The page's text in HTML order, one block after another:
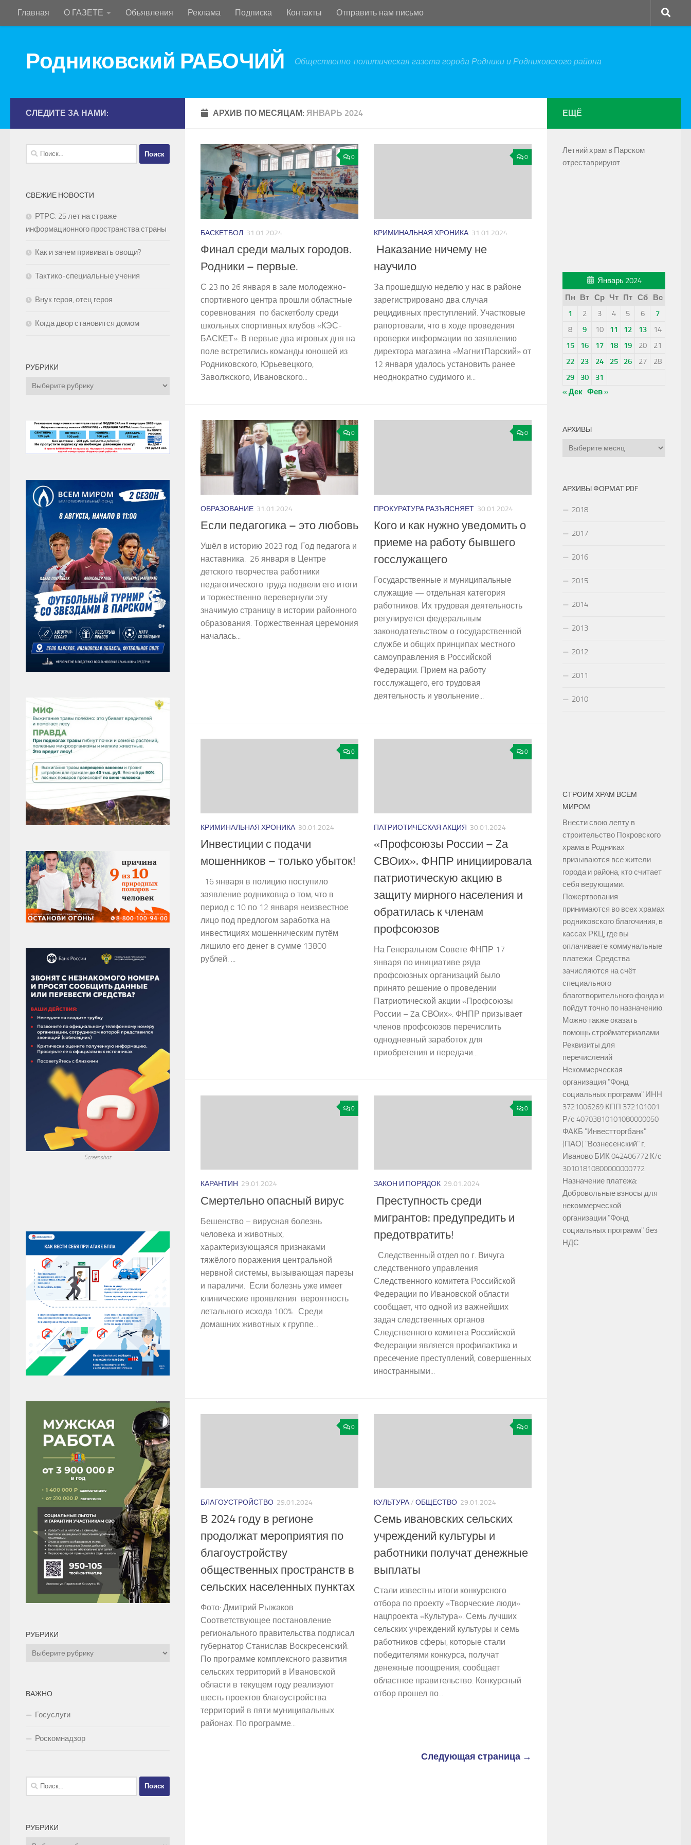
Перейти к содержимому
Главная О ГАЗЕТЕ Объявления Реклама Подписка Контакты Отправить нам письмо
Родниковский РАБОЧИЙ Общественно-политическая газета города Родники и Родниковского района
АРХИВ ПО МЕСЯЦАМ: ЯНВАРЬ 2024
0
БАСКЕТБОЛ 31.01.2024
Финал среди малых городов.
Родники – первые.
С 23 по 26 января в зале молодежно-
спортивного центра прошли областные
соревнования по баскетболу среди
школьных спортивных клубов «КЭС-
БАСКЕТ». В первые два игровых дня на
поле встретились команды юношей из
Родниковского, Юрьевецкого,
Заволжского, Ивановского...
0
КРИМИНАЛЬНАЯ ХРОНИКА 31.01.2024
Наказание ничему не
научило
За прошедшую неделю у нас в районе
зарегистрировано два случая
рецидивных преступлений. Участковые
рапортовали, что в ходе проведения
проверки информации по заявлению
директора магазина «Магнит­Парский» от
12 января удалось установить ранее
неоднократно судимого и...
0
ОБРАЗОВАНИЕ 31.01.2024
Если педагогика – это любовь
Ушёл в историю 2023 год, Год педагога и
наставника. 26 января в Центре
детского творчества работники
педагогического труда подвели его итоги
и торжественно перевернули эту
значимую страницу в истории районного
образования. Торжественная церемония
началась...
0
ПРОКУРАТУРА РАЗЪЯСНЯЕТ 30.01.2024
Кого и как нужно уведомить о
приеме на работу бывшего
госслужащего
Государственные и муниципальные
служащие — отдельная категория
работников. Их трудовая деятельность
регулируется федеральным
законодательством о государственной
службе и общих принципах местного
самоуправления в Российской
Федерации. Прием на работу
госслужащего, его трудовая
деятельность и увольнение...
0
КРИМИНАЛЬНАЯ ХРОНИКА 30.01.2024
Инвестиции с подачи
мошенников – только убыток!
16 января в полицию поступило
заявление родниковца о том, что в
период с 10 по 12 января неизвестное
лицо под предлогом заработка на
инвестициях мошенническим путём
лишило его денег в сумме 13800
рублей. ...
0
ПАТРИОТИЧЕСКАЯ АКЦИЯ 30.01.2024
«Профсоюзы России – Zа
СВОих». ФНПР инициировала
патриотическую акцию в
защиту мирного населения и
обратилась к членам
профсоюзов
На Генеральном Совете ФНПР 17
января по инициативе ряда
профсоюзных организаций было
принято решение о проведении
Патриотической акции «Профсоюзы
России – Zа СВОих». ФНПР призывает
членов профсоюзов перечислить
однодневный заработок для
приобретения и передачи...
0
КАРАНТИН 29.01.2024
Смертельно опасный вирус
Бешенство – вирусная болезнь
человека и животных,
характеризующаяся признаками
тяжёлого поражения центральной
нервной системы, вызывающая парезы
и параличи. Если болезнь уже имеет
клинические проявления ­ вероятность
летального исхода 100%. Среди
домашних животных к группе...
0
ЗАКОН И ПОРЯДОК 29.01.2024
Преступность среди
мигрантов: предупредить и
предотвратить!
Следственный отдел по г. Вичуга
следственного управления
Следственного комитета Российской
Федерации по Ивановской области
сообщает, что одной из важнейших
задач следственных органов
Следственного комитета Российской
Федерации является профилактика и
пресечение преступлений, совершенных
иностранными...
0
БЛАГОУСТРОЙСТВО 29.01.2024
В 2024 году в регионе
продолжат мероприятия по
благоустройству
общественных пространств в
сельских населенных пунктах
Фото: Дмитрий Рыжаков
Соответствующее постановление
регионального правительства подписал
губернатор Станислав Воскресенский.
По программе комплексного развития
сельских территорий в Ивановской
области в текущем году реализуют
шесть проектов благоустройства
территорий в пяти муниципальных
районах. По программе...
0
КУЛЬТУРА/ ОБЩЕСТВО 29.01.2024
Семь ивановских сельских
учреждений культуры и
работники получат денежные
выплаты
Стали известны итоги конкурсного
отбора по проекту «Творческие люди»
нацпроекта «Культура». Семь лучших
сельских учреждений культуры и семь
работников сферы, которые стали
победителями конкурса, получат
денежные поощрения, сообщает
областное правительство. Конкурсный
отбор прошел по...
Следующая страница →
СЛЕДИТЕ ЗА НАМИ:
Найти:
СВЕЖИЕ НОВОСТИ
РТРС: 25 лет на страже
информационного пространства страны
Как и зачем прививать овощи?
Тактико-специальные учения
Внук героя, отец героя
Когда двор становится домом
РУБРИКИ
Рубрики
Screenshot
РУБРИКИ
Рубрики
ВАЖНО
Госуслуги
Роскомнадзор
Найти:
РУБРИКИ
Рубрики
ЕЩЁ
Летний храм в Парском
отреставрируют
Январь 2024
Пн
Вт Ср Чт Пт Сб
Вс
1
2 3 4 5 6
7
8
9 10 11 12 13
14
15
16 17 18 19 20
21
22
23 24 25 26 27
28
29
30
31
« Дек Фев »
АРХИВЫ
Архивы
АРХИВЫ ФОРМАТ PDF
2018
2017
2016
2015
2014
2013
2012
2011
2010
СТРОИМ ХРАМ ВСЕМ
МИРОМ
Внести свою лепту в
строительство Покровского
храма в Родниках
призываются все жители
города и района, кто считает
себя верующими.
Пожертвования
принимаются во всех храмах
родниковского благочиния, в
кассах РКЦ, где вы
оплачиваете коммунальные
платежи. Средства
зачисляются на счёт
специального
благотворительного фонда и
пойдут точно по назначению.
Можно также оказать
помощь стройматериалами.
Реквизиты для
перечислений
Некоммерческая
организация "Фонд
социальных программ" ИНН
3721006269 КПП 372101001
Р/с 40703810101080000050
ФАКБ "Инвестторгбанк"
(ПАО) "Вознесенский" г.
Иваново БИК 042406772 К/с
30101810800000000772
Назначение платежа:
Добровольные взносы для
некоммерческой
организации "Фонд
социальных программ" без
НДС.